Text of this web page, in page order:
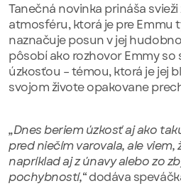
Tanečná novinka prináša
atmosféru, ktorá je pre Emmu
naznačuje posun v jej
pôsobí ako rozhovor Emmy so
úzkosťou – témou, ktorá je jej
svojom živote opakovane
„Dnes beriem úzkosť aj ako
pred niečím varovala, ale
napríklad aj z únavy alebo zo
pochybností,“dodáva